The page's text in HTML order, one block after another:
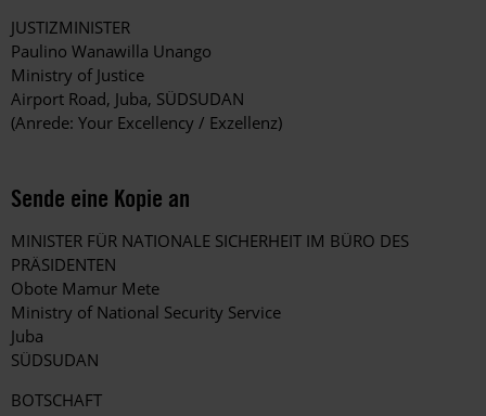
JUSTIZMINISTER
Paulino Wanawilla Unango
Ministry of Justice
Airport Road, Juba, SÜDSUDAN
(Anrede: Your Excellency / Exzellenz)
Sende eine Kopie an
MINISTER FÜR NATIONALE SICHERHEIT IM BÜRO DES
PRÄSIDENTEN
Obote Mamur Mete
Ministry of National Security Service
Juba
SÜDSUDAN
BOTSCHAFT